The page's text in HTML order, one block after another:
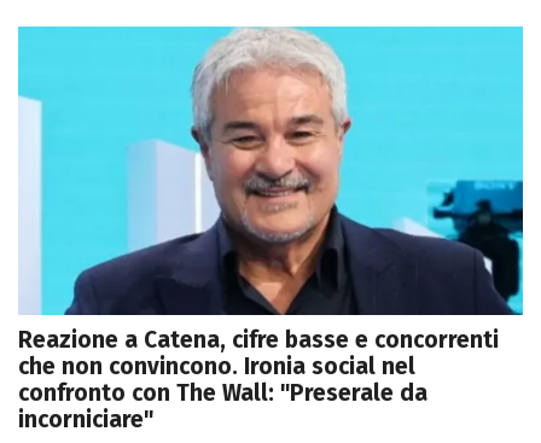
Reazione a Catena, cifre basse e concorrenti
che non convincono. Ironia social nel
confronto con The Wall: "Preserale da
incorniciare"